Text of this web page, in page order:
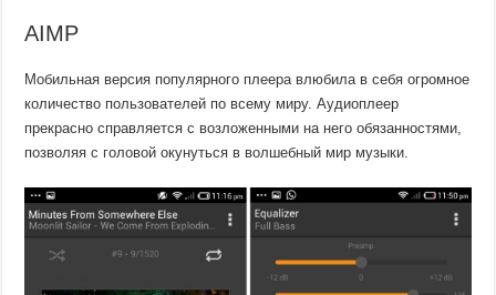
AIMP
Мобильная версия популярного плеера влюбила в себя огромное
количество пользователей по всему миру. Аудиоплеер
прекрасно справляется с возложенными на него обязанностями,
позволяя с головой окунуться в волшебный мир музыки.